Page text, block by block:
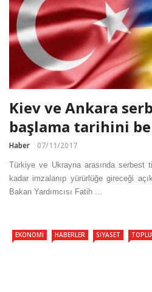
Kiev ve Ankara
başlama tarihini
Haber 07/11/2017
Türkiye ve Ukrayna arasında serbest
kadar imzalanıp yürürlüğe gireceği
Bakan Yardımcısı Fatih ...
EKONOMI HABERLER SIYASET